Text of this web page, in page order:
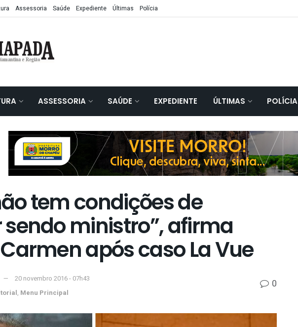
Assessoria Saúde Expediente Últimas Polícia
ASSESSORIA SAÚDE EXPEDIENTE ÚLTIMAS POLÍCIA
tem condições de
ministro”, afirma
após caso La Vue
20 novembro 2016 - 07h43
, Menu Principal
0